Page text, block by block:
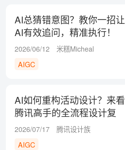
AI总猜错意图？教你一招让
AI有效追问，精准执行！
2026/06/12
米糕Micheal
AIGC
AI如何重构活动设计？来看
腾讯高手的全流程设计复
盘！
2026/07/17
腾讯设计族
AIGC